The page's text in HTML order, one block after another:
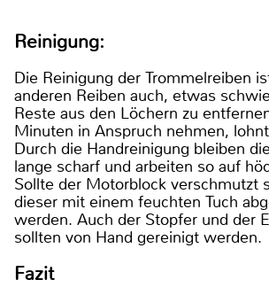
Reinigung:
Die Reinigung der Trommelreiben
anderen Reiben auch, etwas
Reste aus den Löchern zu
Minuten in Anspruch nehmen,
Durch die Handreinigung bleiben
lange scharf und arbeiten so auf
Sollte der Motorblock verschmutzt
dieser mit einem feuchten Tuch
werden. Auch der Stopfer und der
sollten von Hand gereinigt werden.
Fazit